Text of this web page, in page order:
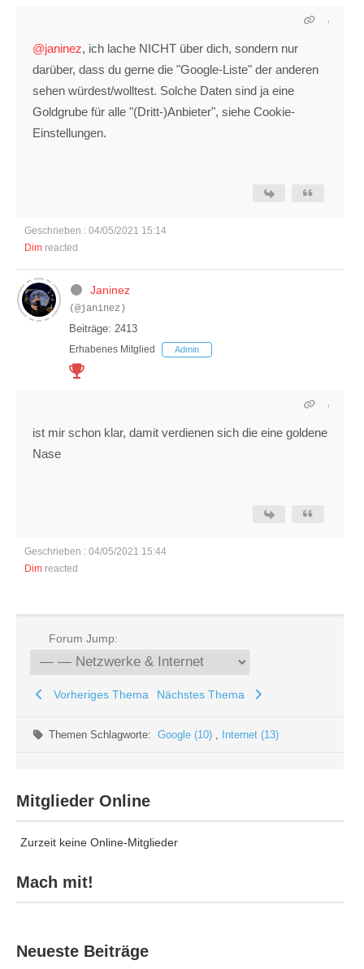
@janinez, ich lache NICHT über dich, sondern nur
darüber, dass du gerne die "Google-Liste" der anderen
sehen würdest/wolltest. Solche Daten sind ja eine
Goldgrube für alle "(Dritt-)Anbieter", siehe Cookie-
Einstellungen.
Geschrieben : 04/05/2021 15:14
Dim reacted
Janinez
(@janinez)
Beiträge: 2413
Erhabenes Mitglied Admin
ist mir schon klar, damit verdienen sich die eine goldene
Nase
Geschrieben : 04/05/2021 15:44
Dim reacted
Forum Jump:
Vorheriges Thema Nächstes Thema
Themen Schlagworte:Google (10) , Internet (13)
Mitglieder Online
Zurzeit keine Online-Mitglieder
Mach mit!
Neueste Beiträge